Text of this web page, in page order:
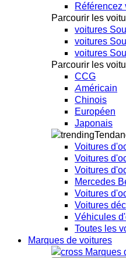
Référencez
Parcourir les
voitures
voitures
voitures
Parcourir les
CCG
Américain
Chinois
Européen
Japonais
Voitures
Voitures
Voitures
Mercedes
Voitures
Voitures
Véhicules
Toutes les
Marques de voitures
Marques